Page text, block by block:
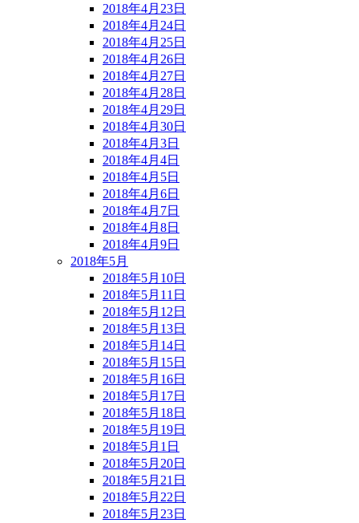
2018年4月23日
2018年4月24日
2018年4月25日
2018年4月26日
2018年4月27日
2018年4月28日
2018年4月29日
2018年4月30日
2018年4月3日
2018年4月4日
2018年4月5日
2018年4月6日
2018年4月7日
2018年4月8日
2018年4月9日
2018年5月
2018年5月10日
2018年5月11日
2018年5月12日
2018年5月13日
2018年5月14日
2018年5月15日
2018年5月16日
2018年5月17日
2018年5月18日
2018年5月19日
2018年5月1日
2018年5月20日
2018年5月21日
2018年5月22日
2018年5月23日